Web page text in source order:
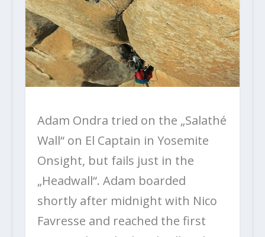
Adam Ondra tried on the „Salathé
Wall“ on El Captain in Yosemite
Onsight, but fails just in the
„Headwall“. Adam boarded
shortly after midnight with Nico
Favresse and reached the first